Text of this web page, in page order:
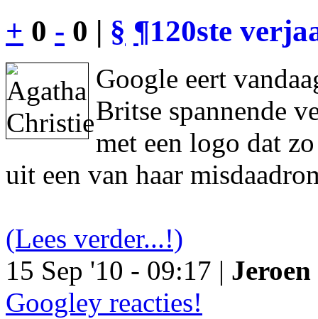
+ 0 - 0 | § ¶120ste
Google eert
Britse spannende
met een logo dat
uit een van haar
(Lees verder...!)
15 Sep '10 - 09:17 |
Googley reacties!